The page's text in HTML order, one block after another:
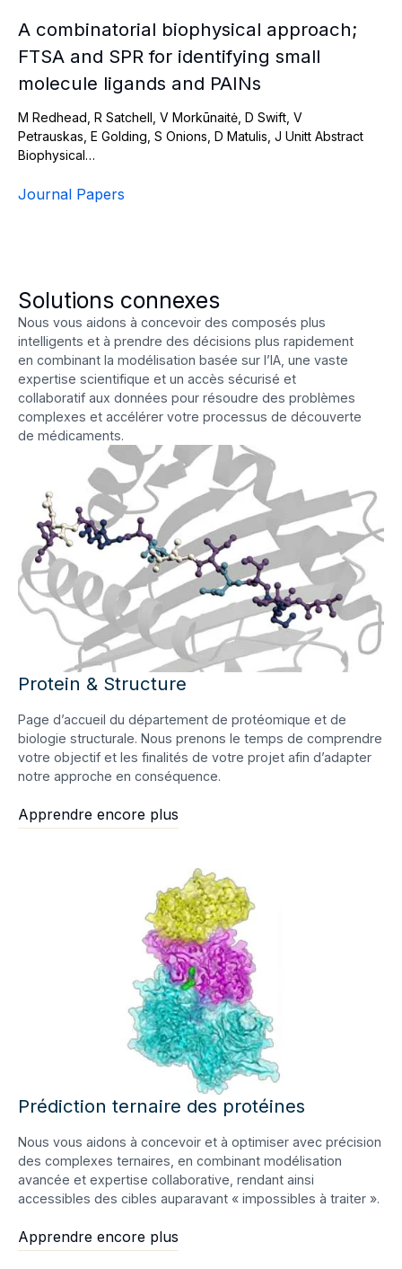
A combinatorial biophysical approach;
FTSA and SPR for identifying small
molecule ligands and PAINs
M Redhead, R Satchell, V Morkūnaitė, D Swift, V
Petrauskas, E Golding, S Onions, D Matulis, J Unitt Abstract
Biophysical…
Journal Papers
Solutions connexes
Nous vous aidons à concevoir des composés plus
intelligents et à prendre des décisions plus rapidement
en combinant la modélisation basée sur l’IA, une vaste
expertise scientifique et un accès sécurisé et
collaboratif aux données pour résoudre des problèmes
complexes et accélérer votre processus de découverte
de médicaments.
Protein & Structure
Page d’accueil du département de protéomique et de
biologie structurale. Nous prenons le temps de comprendre
votre objectif et les finalités de votre projet afin d’adapter
notre approche en conséquence.
Apprendre encore plus
Prédiction ternaire des protéines
Nous vous aidons à concevoir et à optimiser avec précision
des complexes ternaires, en combinant modélisation
avancée et expertise collaborative, rendant ainsi
accessibles des cibles auparavant « impossibles à traiter ».
Apprendre encore plus